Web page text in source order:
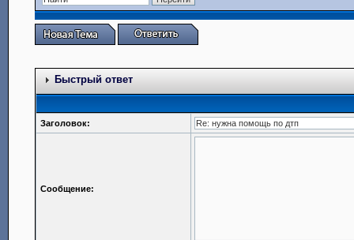
Быстрый ответ
Заголовок:
Сообщение: